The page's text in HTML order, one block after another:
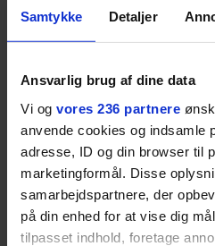
Samtykke Detaljer
Ansvarlig brug af dine data
Vi og vores 236 partnere
anvende cookies og indsamle
adresse, ID og din browser til
marketingformål. Disse
samarbejdspartnere, der
på din enhed for at vise dig
tilpasset indhold, foretage
VM-Posten
DIVERSE